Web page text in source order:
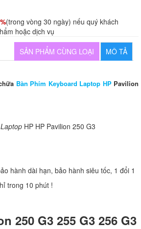
(trong vòng 30 ngày) nếu quý khách
hoặc dịch vụ
MÔ TẢ
SẢN PHẨM CÙNG LOẠI
Bàn Phím Keyboard Laptop HPPavilion
HP HP Pavilion 250 G3
hành dài hạn, bảo hành siêu tốc, 1 đổi 1
trong 10 phút !
250 G3 255 G3 256 G3